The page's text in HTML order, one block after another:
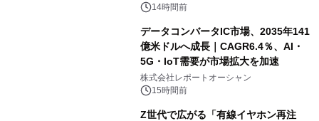
14時間前
データコンバータIC市場、2035年141
億米ドルへ成長｜CAGR6.4％、AI・
5G・IoT需要が市場拡大を加速
株式会社レポートオーシャン
15時間前
Z世代で広がる「有線イヤホン再注